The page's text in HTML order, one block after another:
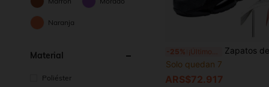
Naranja
Material
Poliéster
-25%
Zapatos de trabajo con punta de acero para hombres con cordones de dial, zapatos cómodos de trabajo y entrenamiento para hombres, zapatos deportivos de moda con punta de acero resistentes al desgaste con puntera resistente a
Solo quedan 7
ARS$72.917